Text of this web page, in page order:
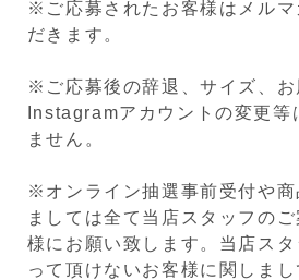
※ご応募されたお客様はメルマ
だきます。
※ご応募後の辞退、サイズ、お
Instagramアカウントの変更等
ません。
※オンライン抽選事前受付や商
ましては全て当店スタッフのご
様にお願い致します。当店ス
って頂けないお客様に関しま